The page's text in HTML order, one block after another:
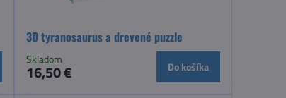
3D tyranosaurus a drevené puzzle
Skladom
16,50 € Do košíka